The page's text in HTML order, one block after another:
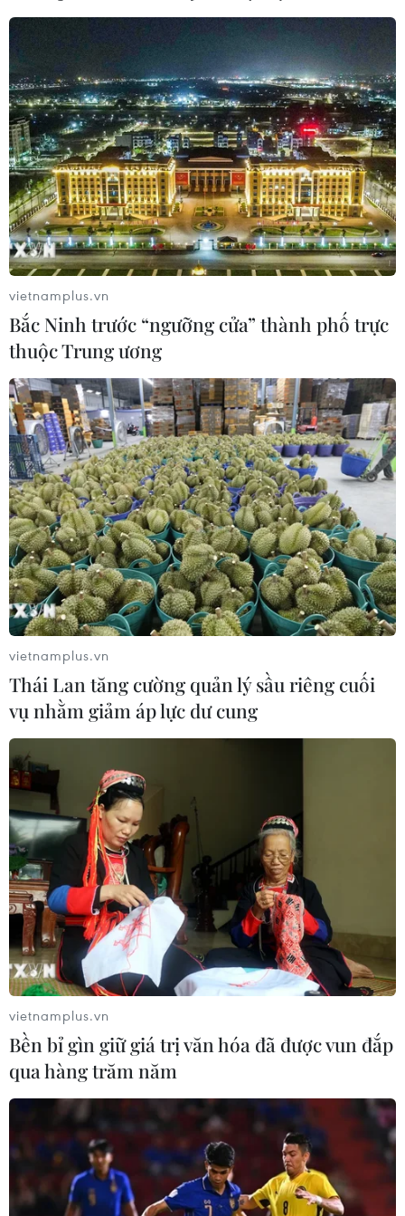
EURO 2020: Elif Elmas - "Viên kim cương"
của Bắc Macedonia
06/06/2021 01:51
Có lẽ Elif Elmas còn một quãng đường khá xa để đạt tới
đẳng cấp của Cristiano Ronaldo hay Lionel Messi. Tuy
nhiên, mùa Hè này, Elif sẽ có cơ hội để phô diễn tài
năng ở giải đấu danh giá nhất châu Âu.
Joachim Loew sẽ sử dụng Joshua
Kimmich như thế nào ở EURO 2020?
06/06/2021 22:56
Với chiến thuật 3 trung vệ, huấn luyện viên Joachim
Loew nhiều khả năng sẽ xếp Joshua Kimmich đá hậu vệ
cánh phải ở trận giao hữu với Latvia và có thể là cả ở
giải EURO 2020.
vietnamplus.vn
Bắc Ninh trước “ngưỡng cửa” thành phố trực
thuộc Trung ương
vietnamplus.vn
Thái Lan tăng cường quản lý sầu riêng cuối
vụ nhằm giảm áp lực dư cung
vietnamplus.vn
Bền bỉ gìn giữ giá trị văn hóa đã được vun đắp
qua hàng trăm năm